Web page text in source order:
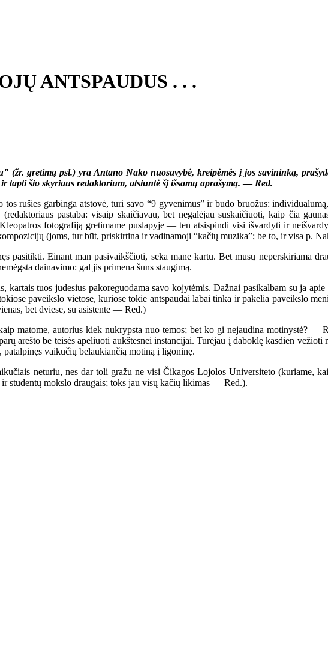
ANTSPAUDUS . . .
gretimą psl.) yra Antano Nako nuosavybė, kreipėmės į jos savininką,
šio skyriaus redaktorium, atsiuntė šį išsamų aprašymą.— Red.
garbinga atstovė, turi savo “9 gyvenimus” ir būdo bruožus:
pastaba: visaip skaičiavau, bet negalėjau suskaičiuoti, kaip čia
fotografiją gretimame puslapyje — ten atsispindi visi išvardyti ir
(joms, tur būt, priskirtina ir vadinamoji “kačių muzika”; be to, ir visa p.
Einant man pasivaikščioti, seka mane kartu. Bet mūsų neperskiriama
dainavimo: gal jis primena šuns staugimą.
tuos judesius pakoreguodama savo kojytėmis. Dažnai pasikalbam su ja
paveikslo vietose, kuriose tokie antspaudai labai tinka ir pakelia paveikslo
bet dviese, su asistente — Red.)
matome, autorius kiek nukrypsta nuo temos; bet ko gi nejaudina motinystė? —
arešto be teisės apeliuoti aukštesnei instancijai. Turėjau į daboklę kasdien vežioti
vaikučių belaukiančią motiną į ligoninę.
neturiu, nes dar toli gražu ne visi Čikagos Lojolos Universiteto (kuriame,
studentų mokslo draugais; toks jau visų kačių likimas — Red.).